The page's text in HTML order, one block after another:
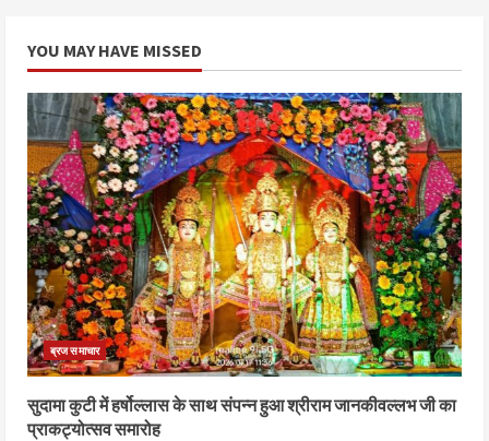
YOU MAY HAVE MISSED
ब्रज समाचार
सुदामा कुटी में हर्षोल्लास के साथ संपन्न हुआ श्रीराम जानकीवल्लभ जी का
प्राकट्योत्सव समारोह